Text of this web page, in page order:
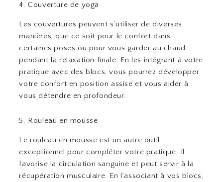
4. Couverture de yoga
Les couvertures peuvent s’utiliser de diverses
manières, que ce soit pour le confort dans
certaines poses ou pour vous garder au chaud
pendant la relaxation finale. En les intégrant à votre
pratique avec des blocs, vous pourrez développer
votre confort en position assise et vous aider à
vous détendre en profondeur.
5. Rouleau en mousse
Le rouleau en mousse est un autre outil
exceptionnel pour compléter votre pratique. Il
favorise la circulation sanguine et peut servir à la
récupération musculaire. En l’associant à vos blocs,